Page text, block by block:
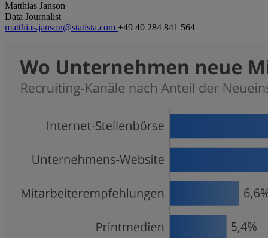
Matthias Janson
Data Journalist
matthias.janson@statista.com +49 40 284 841 564